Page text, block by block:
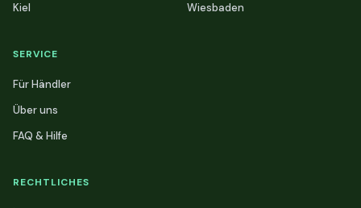
Kiel
Wiesbaden
SERVICE
Für Händler
Über uns
FAQ & Hilfe
RECHTLICHES